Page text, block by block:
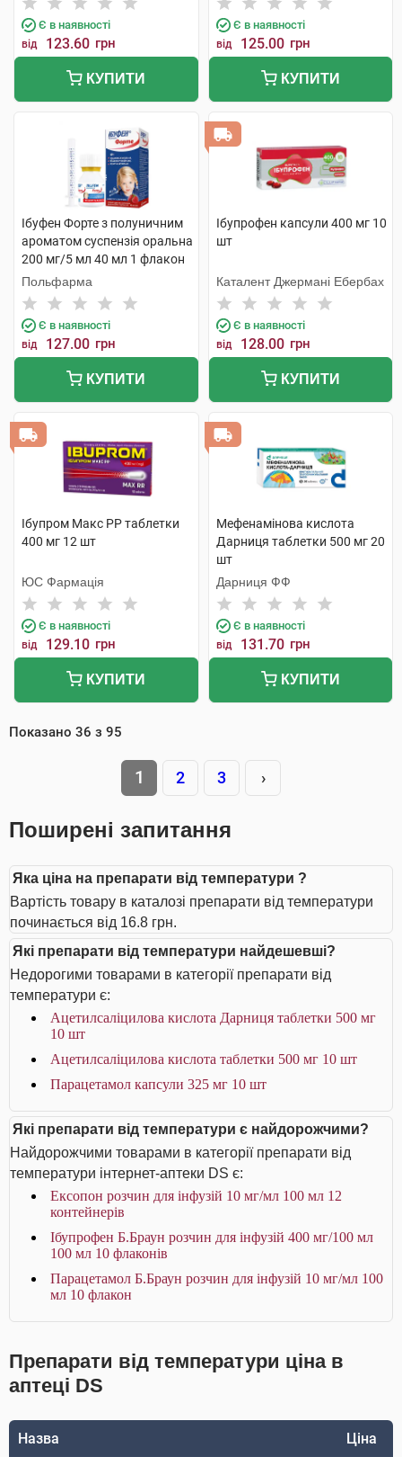
Є в наявності
від 123.60 грн
КУПИТИ
Є в наявності
від 125.00 грн
КУПИТИ
Ібуфен Форте з полуничним
ароматом суспензія оральна
200 мг/5 мл 40 мл 1 флакон
Польфарма
Є в наявності
від 127.00 грн
КУПИТИ
Ібупрофен капсули 400 мг 10
шт
Каталент Джермані Ебербах
Є в наявності
від 128.00 грн
КУПИТИ
Ібупром Макс РР таблетки
400 мг 12 шт
ЮС Фармація
Є в наявності
від 129.10 грн
КУПИТИ
Мефенамінова кислота
Дарниця таблетки 500 мг 20
шт
Дарниця ФФ
Є в наявності
від 131.70 грн
КУПИТИ
Показано 36 з 95
1 2 3 ›
Поширені запитання
Яка ціна на препарати від температури ?
Вартість товару в каталозі препарати від температури
починається від 16.8 грн.
Які препарати від температури найдешевші?
Недорогими товарами в категорії препарати від
температури є:
Ацетилсаліцилова кислота Дарниця таблетки 500 мг
10 шт
Ацетилсаліцилова кислота таблетки 500 мг 10 шт
Парацетамол капсули 325 мг 10 шт
Які препарати від температури є найдорожчими?
Найдорожчими товарами в категорії препарати від
температури інтернет-аптеки DS є:
Ексопон розчин для інфузій 10 мг/мл 100 мл 12
контейнерів
Ібупрофен Б.Браун розчин для інфузій 400 мг/100 мл
100 мл 10 флаконів
Парацетамол Б.Браун розчин для інфузій 10 мг/мл 100
мл 10 флакон
Препарати від температури ціна в
аптеці DS
Назва Ціна